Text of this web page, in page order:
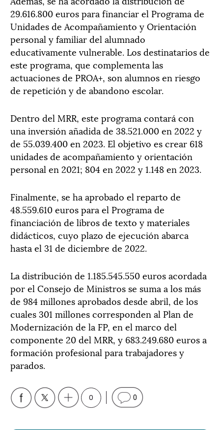
29.616.800 euros para financiar el Programa de
Unidades de Acompañamiento y Orientación
personal y familiar del alumnado
educativamente vulnerable. Los destinatarios de
este programa, que complementa las
actuaciones de PROA+, son alumnos en riesgo
de repetición y de abandono escolar.
Dentro del MRR, este programa contará con
una inversión añadida de 38.521.000 en 2022 y
de 55.039.400 en 2023. El objetivo es crear 618
unidades de acompañamiento y orientación
personal en 2021; 804 en 2022 y 1.148 en 2023.
Finalmente, se ha aprobado el reparto de
48.559.610 euros para el Programa de
financiación de libros de texto y materiales
didácticos, cuyo plazo de ejecución abarca
hasta el 31 de diciembre de 2022.
La distribución de 1.185.545.550 euros acordada
por el Consejo de Ministros se suma a los más
de 984 millones aprobados desde abril, de los
cuales 301 millones corresponden al Plan de
Modernización de la FP, en el marco del
componente 20 del MRR, y 683.249.680 euros a
formación profesional para trabajadores y
parados.
0 0